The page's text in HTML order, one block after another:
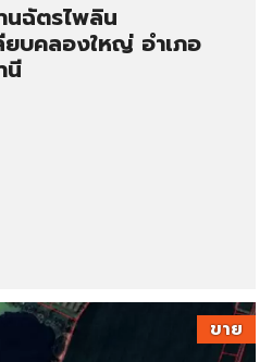
นฉัตรไพลิน
บคลองใหญ่ อำเภอ
นี
ขาย